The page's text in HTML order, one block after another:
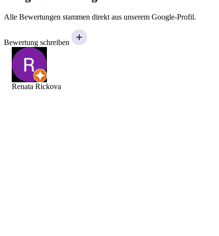
Alle Bewertungen stammen direkt aus unserem Google-Profil.
Bewertung schreiben
Renata Rickova